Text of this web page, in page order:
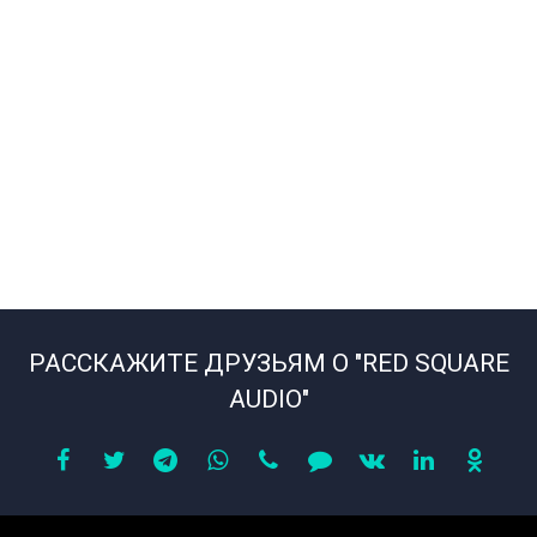
РАССКАЖИТЕ ДРУЗЬЯМ О "RED SQUARE
AUDIO"